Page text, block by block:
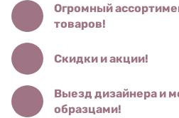
Огромный
товаров!
Скидки и акции!
Выезд дизайнера и
образцами!